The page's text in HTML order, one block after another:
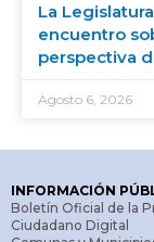
La
encuentro
perspectiva
Agosto 6, 2026
INFORMACIÓN
Boletín Oficial de la
Ciudadano Digital